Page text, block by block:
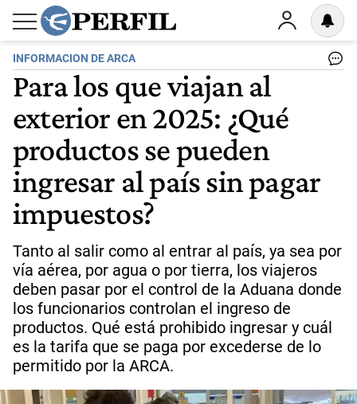
INFORMACION DE ARCA
Para los que viajan al
exterior en 2025: ¿Qué
productos se pueden
ingresar al país sin pagar
impuestos?
Tanto al salir como al entrar al país, ya sea por
vía aérea, por agua o por tierra, los viajeros
deben pasar por el control de la Aduana donde
los funcionarios controlan el ingreso de
productos. Qué está prohibido ingresar y cuál
es la tarifa que se paga por excederse de lo
permitido por la ARCA.